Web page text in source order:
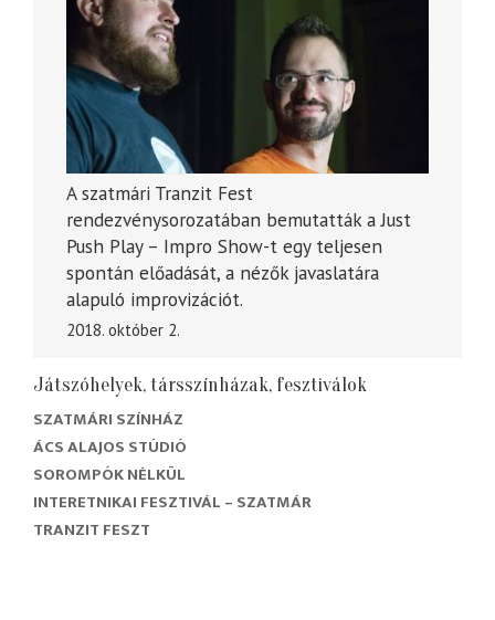
A szatmári Tranzit Fest
rendezvénysorozatában bemutatták a Just
Push Play – Impro Show-t egy teljesen
spontán előadását, a nézők javaslatára
alapuló improvizációt.
2018. október 2.
Játszóhelyek, társszínházak, fesztiválok
SZATMÁRI SZÍNHÁZ
ÁCS ALAJOS STÚDIÓ
SOROMPÓK NÉLKÜL
INTERETNIKAI FESZTIVÁL – SZATMÁR
TRANZIT FESZT